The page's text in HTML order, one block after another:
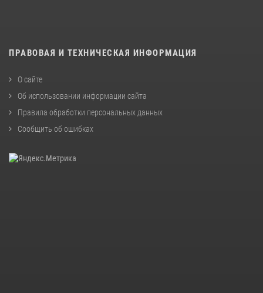
ПРАВОВАЯ И ТЕХНИЧЕСКАЯ ИНФОРМАЦИЯ
О сайте
Об использовании информации сайта
Правила обработки персональных данных
Сообщить об ошибках